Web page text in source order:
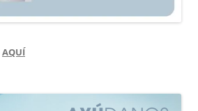
AQUÍ